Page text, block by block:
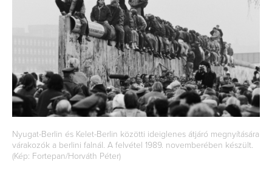
Nyugat-Berlin és Kelet-Berlin közötti ideiglenes átjáró megnyítására
várakozók a berlini falnál. A felvétel 1989. novemberében készült.
(Kép: Fortepan/Horváth Péter)